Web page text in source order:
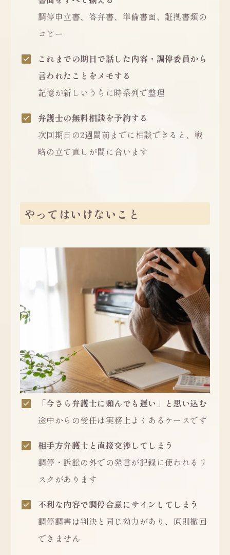
調停申立書、答弁書、準備書面、証拠書類の
コピー
これまでの期日で話した内容・調停委員から
言われたことをメモする
記憶が新しいうちに時系列で整理
弁護士の無料相談を予約する
次回期日の2週間前までに相談できると、戦
略の立て直しが間に合います
やってはいけないこと
「今さら弁護士に頼んでも遅い」と思い込む
途中からの受任は実務上よくあるケースです
相手方弁護士と直接交渉してしまう
調停・訴訟の外での発言が記録に使われるリ
スクがあります
不利な内容で調停合意にサインしてしまう
調停調書は判決と同じ効力があり、原則撤回
できません